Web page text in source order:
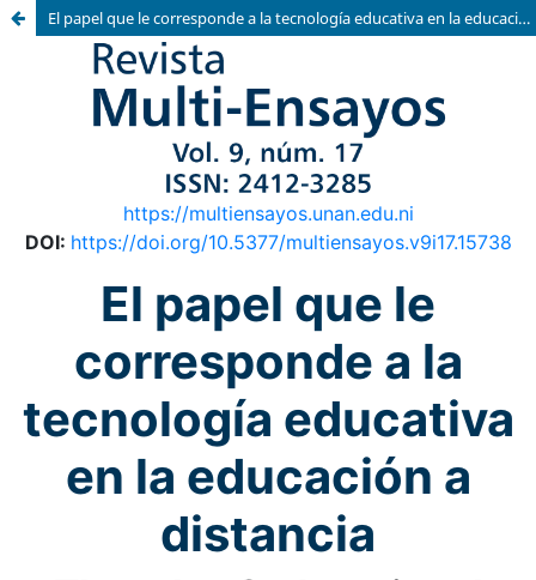
El papel que le corresponde a la tecnología educativa en la educación a distancia